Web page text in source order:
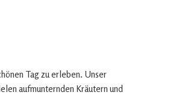
Tag zu erleben. Unser
aufmunternden Kräutern und